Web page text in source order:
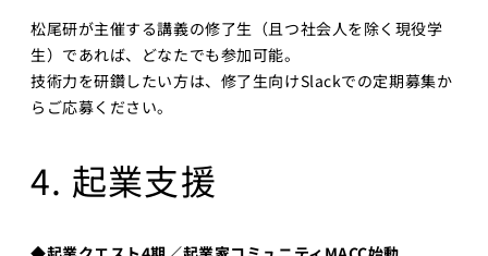
松尾研が主催する講義の修了生（且つ社会人を除く現役学
生）であれば、どなたでも参加可能。
技術力を研鑽したい方は、修了生向けSlackでの定期募集か
らご応募ください。
4. 起業支援